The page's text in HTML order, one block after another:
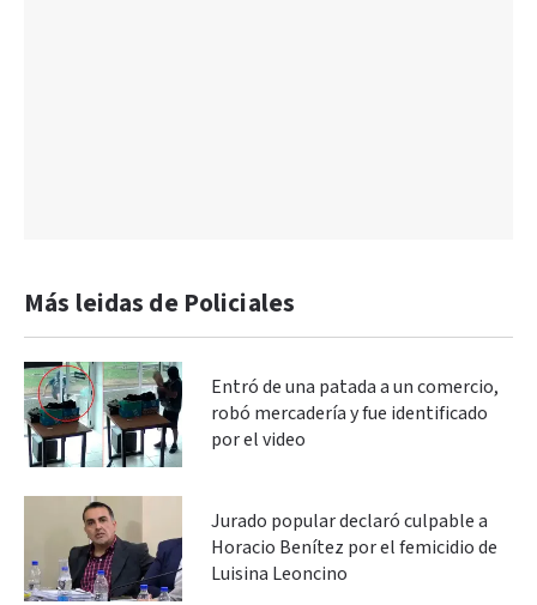
Más leidas de Policiales
Entró de una patada a un comercio,
robó mercadería y fue identificado
por el video
Jurado popular declaró culpable a
Horacio Benítez por el femicidio de
Luisina Leoncino